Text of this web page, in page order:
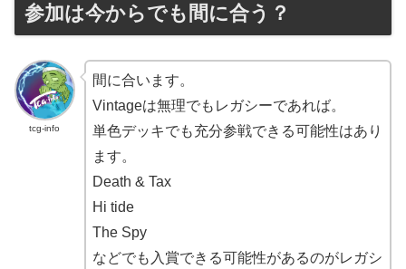
参加は今からでも間に合う？
tcg-info
間に合います。
Vintageは無理でもレガシーであれば。
単色デッキでも充分参戦できる可能性はあり
ます。
Death & Tax
Hi tide
The Spy
などでも入賞できる可能性があるのがレガシ